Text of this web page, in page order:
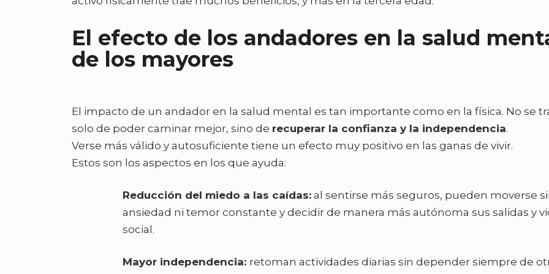
El efecto de los andadores en la salud
de los mayores
El impacto de un andador en la salud mental es tan importante como en la física. No se
solo de poder caminar mejor, sino de recuperar la confianza y la independencia.
Verse más válido y autosuficiente tiene un efecto muy positivo en las ganas de vivir.
Estos son los aspectos en los que ayuda:
Reducción del miedo a las caídas:al sentirse más seguros, pueden moverse
ansiedad ni temor constante y decidir de manera más autónoma sus salidas y
social.
Mayor independencia: retoman actividades diarias sin depender siempre de